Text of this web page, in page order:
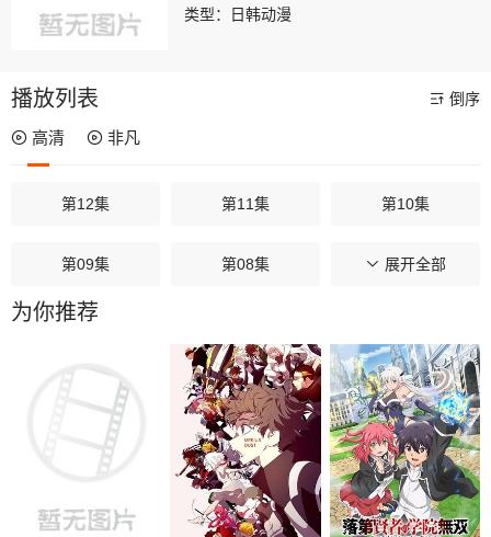
类型：
日韩动漫
播放列表 倒序
高清 非凡
第12集 第11集 第10集
第09集 第08集 第07集
第06集
第02集 第01集
展开全部
为你推荐